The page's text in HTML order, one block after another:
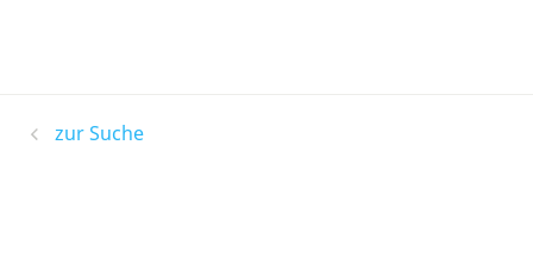
zur Suche